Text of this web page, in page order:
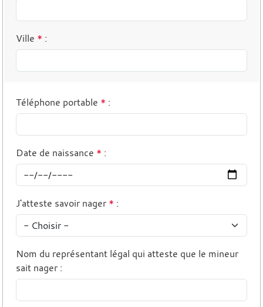
Ville * :
Téléphone portable * :
Date de naissance * :
J'atteste savoir nager * :
Nom du représentant légal qui atteste que le mineur
sait nager :